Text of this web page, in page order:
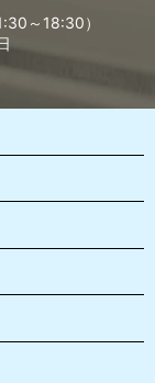
～18:30）